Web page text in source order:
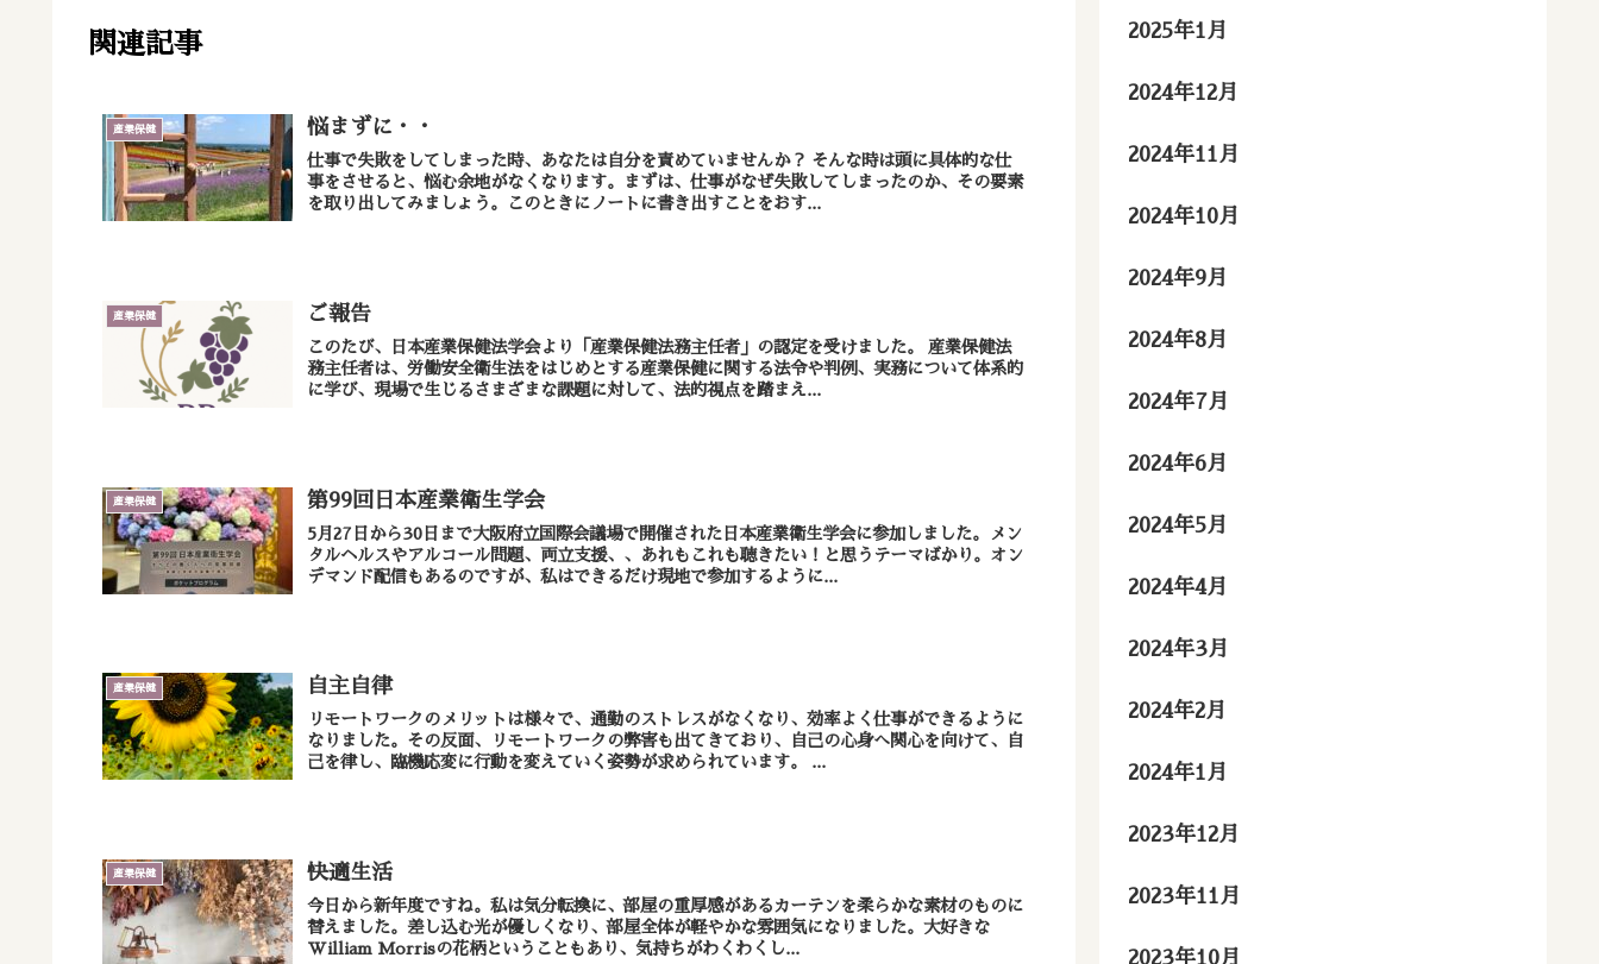
関連記事
産業保健 悩まずに・・
仕事で失敗をしてしまった時、あなたは自分を責めていませんか？ そんな時は頭に具体的な仕
事をさせると、悩む余地がなくなります。まずは、仕事がなぜ失敗してしまったのか、その要素
を取り出してみましょう。このときにノートに書き出すことをおす...
産業保健 ご報告
このたび、日本産業保健法学会より「産業保健法務主任者」の認定を受けました。 産業保健法
務主任者は、労働安全衛生法をはじめとする産業保健に関する法令や判例、実務について体系的
に学び、現場で生じるさまざまな課題に対して、法的視点を踏まえ...
産業保健 第99回日本産業衛生学会
5月27日から30日まで大阪府立国際会議場で開催された日本産業衛生学会に参加しました。メン
タルヘルスやアルコール問題、両立支援、、あれもこれも聴きたい！と思うテーマばかり。オン
デマンド配信もあるのですが、私はできるだけ現地で参加するように...
産業保健 自主自律
リモートワークのメリットは様々で、通勤のストレスがなくなり、効率よく仕事ができるように
なりました。その反面、リモートワークの弊害も出てきており、自己の心身へ関心を向けて、自
己を律し、臨機応変に行動を変えていく姿勢が求められています。 ...
産業保健 快適生活
今日から新年度ですね。私は気分転換に、部屋の重厚感があるカーテンを柔らかな素材のものに
替えました。差し込む光が優しくなり、部屋全体が軽やかな雰囲気になりました。大好きな
William Morrisの花柄ということもあり、気持ちがわくわくし...
2025年1月
2024年12月
2024年11月
2024年10月
2024年9月
2024年8月
2024年7月
2024年6月
2024年5月
2024年4月
2024年3月
2024年2月
2024年1月
2023年12月
2023年11月
2023年10月